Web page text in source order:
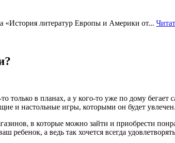
«История литератур Европы и Америки от...
в планах, а у кого-то уже по дому бегает
и настольные игры, которыми он будет увлечен.
в которые можно зайти и приобрести
а ведь так хочется всегда